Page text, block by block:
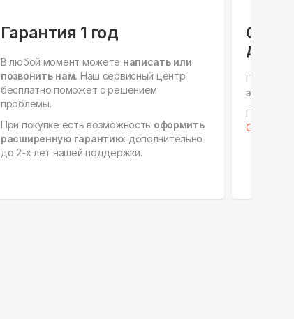
Гарантия 1 год
В любой момент можете написать или
позвонить нам. Наш сервисный центр
бесплатно поможет с решением
проблемы.
При покупке есть возможность оформить
расширенную гарантию: дополнительно
до 2-х лет нашей поддержки.
для
этапах,
Готовы к